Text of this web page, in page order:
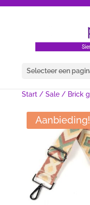
Selecteer een
Start/ Sale/ Brick
Aanbieding!